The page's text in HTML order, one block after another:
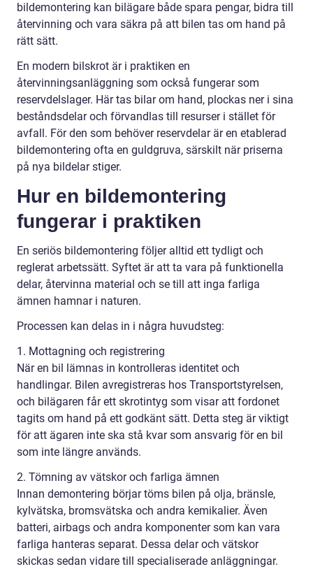
bildemontering kan bilägare både spara pengar, bidra till
återvinning och vara säkra på att bilen tas om hand på
rätt sätt.
En modern bilskrot är i praktiken en
återvinningsanläggning som också fungerar som
reservdelslager. Här tas bilar om hand, plockas ner i sina
beståndsdelar och förvandlas till resurser i stället för
avfall. För den som behöver reservdelar är en etablerad
bildemontering ofta en guldgruva, särskilt när priserna
på nya bildelar stiger.
Hur en bildemontering
fungerar i praktiken
En seriös bildemontering följer alltid ett tydligt och
reglerat arbetssätt. Syftet är att ta vara på funktionella
delar, återvinna material och se till att inga farliga
ämnen hamnar i naturen.
Processen kan delas in i några huvudsteg:
1. Mottagning och registrering
När en bil lämnas in kontrolleras identitet och
handlingar. Bilen avregistreras hos Transportstyrelsen,
och bilägaren får ett skrotintyg som visar att fordonet
tagits om hand på ett godkänt sätt. Detta steg är viktigt
för att ägaren inte ska stå kvar som ansvarig för en bil
som inte längre används.
2. Tömning av vätskor och farliga ämnen
Innan demontering börjar töms bilen på olja, bränsle,
kylvätska, bromsvätska och andra kemikalier. Även
batteri, airbags och andra komponenter som kan vara
farliga hanteras separat. Dessa delar och vätskor
skickas sedan vidare till specialiserade anläggningar.